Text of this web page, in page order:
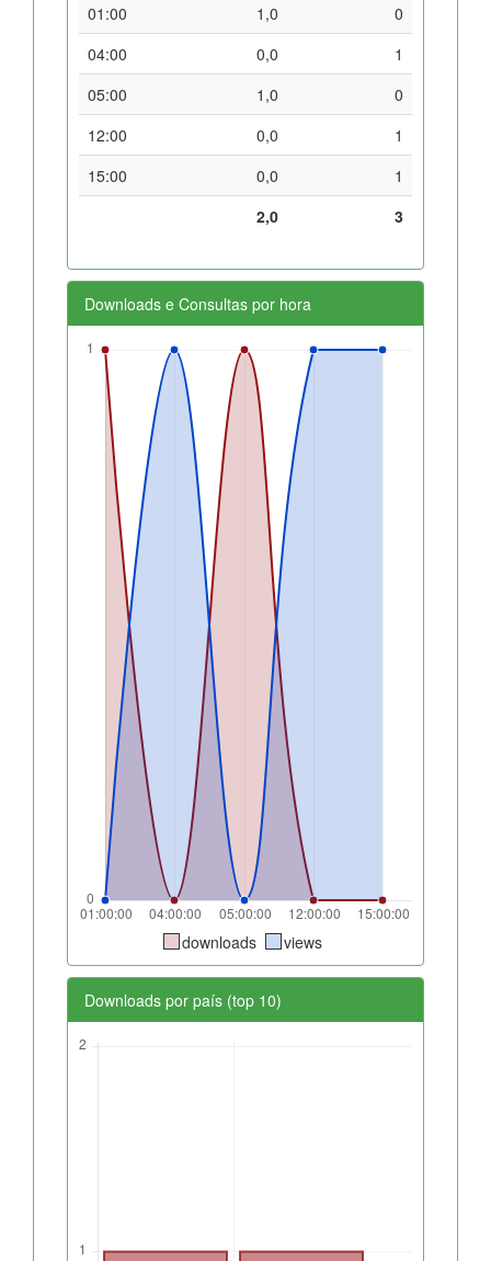
01:00
1,0
0
04:00
0,0
1
05:00
1,0
0
12:00
0,0
1
15:00
0,0
1
2,0
3
Downloads e Consultas por hora
downloads views
Downloads por país (top 10)